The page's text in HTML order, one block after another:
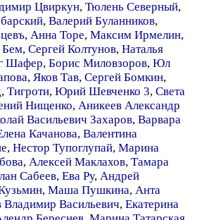
Цвиркун, Тюлень Северный,
, Валерий Буланников,
, Анна Торе, Максим Ирмелин,
Бем, Сергей Колтунов, Наталья
Шафер, Борис Миловзоров, Юл
, Яков Тав, Сергей Бомкин,
, Тигроти, Юрий Шевченко 3, Света
Нищенко, Аникеев Александр
Васильевич Захаров, Варвара
Качанова, Валентина
, Нестор Тупоглупай, Марина
, Алексей Маклахов, Тамара
Сабеев, Ева Ру, Андрей
, Маша Пушкина, Анта
Владимир Васильевич, Екатерина